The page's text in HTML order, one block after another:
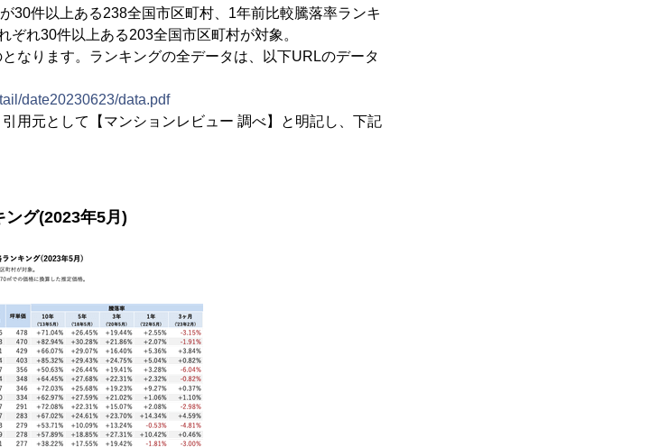
30件以上ある238全国市区町村、1年前比較騰落率ランキ
れ30件以上ある203全国市区町村が対象。
なります。ランキングの全データは、以下URLのデータ
date20230623/data.pdf
用元として【マンションレビュー 調べ】と明記し、下記
グ(2023年5月)